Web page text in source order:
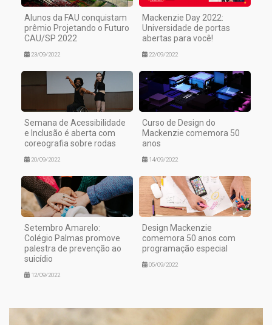
Alunos da FAU conquistam
prêmio Projetando o Futuro
CAU/SP 2022
23/09/2022
Mackenzie Day 2022:
Universidade de portas
abertas para você!
22/09/2022
Semana de Acessibilidade
e Inclusão é aberta com
coreografia sobre rodas
20/09/2022
Curso de Design do
Mackenzie comemora 50
anos
14/09/2022
Setembro Amarelo:
Colégio Palmas promove
palestra de prevenção ao
suicídio
12/09/2022
Design Mackenzie
comemora 50 anos com
programação especial
05/09/2022